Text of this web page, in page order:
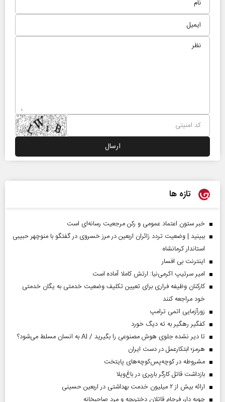
تازه ها
خبر ستون اعتماد عمومی و رکن مرجعیت رسانه‌ای است
ببینید | وضعیت تردد زائران اربعین در مرز خسروی در گفتگو با منوچهر حبیبی
استاندار کرمانشاه
اینترنت بی افسار
امیر سرتیپ اکرمی‌نیا: ارتش کاملا آماده است
کارکنان وظیفه فراری برای تعیین تکلیف وضعیت خدمتی به یگان خدمتی
خود مراجعه کنند
زورآزمایی اتمی ترامپ
کفگیر رهگیر به ته دیگ خورد
تا دیر نشده جلوی هوش مصنوعی را بگیرید / AI به انسان مسلط می‌شود؟
هرمز؛ ابتکارعمل در دست ایران
مشروطه در کوچه‌پس‌کوچه‌های پایتخت
بازداشت قاتل کارگر باربری در باغ‌ویلا
ارائه بیش از ۲ میلیون خدمت بهداشتی در اربعین حسینی
چوبه دار، فرجام قاتلان دختربچه و مرد صاحبخانه